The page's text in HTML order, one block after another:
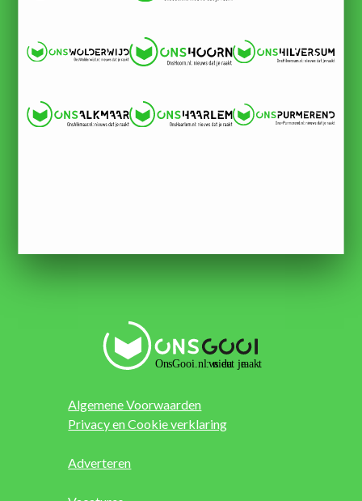
Algemene Voorwaarden
Privacy en Cookie verklaring
Adverteren